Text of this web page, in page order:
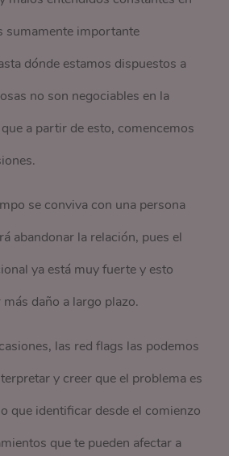
sumamente importante
dónde estamos dispuestos a
no son negociables en la
a partir de esto, comencemos
se conviva con una persona
abandonar la relación, pues el
ya está muy fuerte y esto
más daño a largo plazo.
las red flags las podemos
y creer que el problema es
que identificar desde el comienzo
que te pueden afectar a